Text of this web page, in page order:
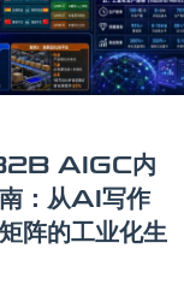
AIGC内
：从AI写作
阵的工业化生